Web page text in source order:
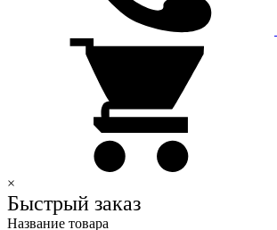
×
Быстрый заказ
Название товара